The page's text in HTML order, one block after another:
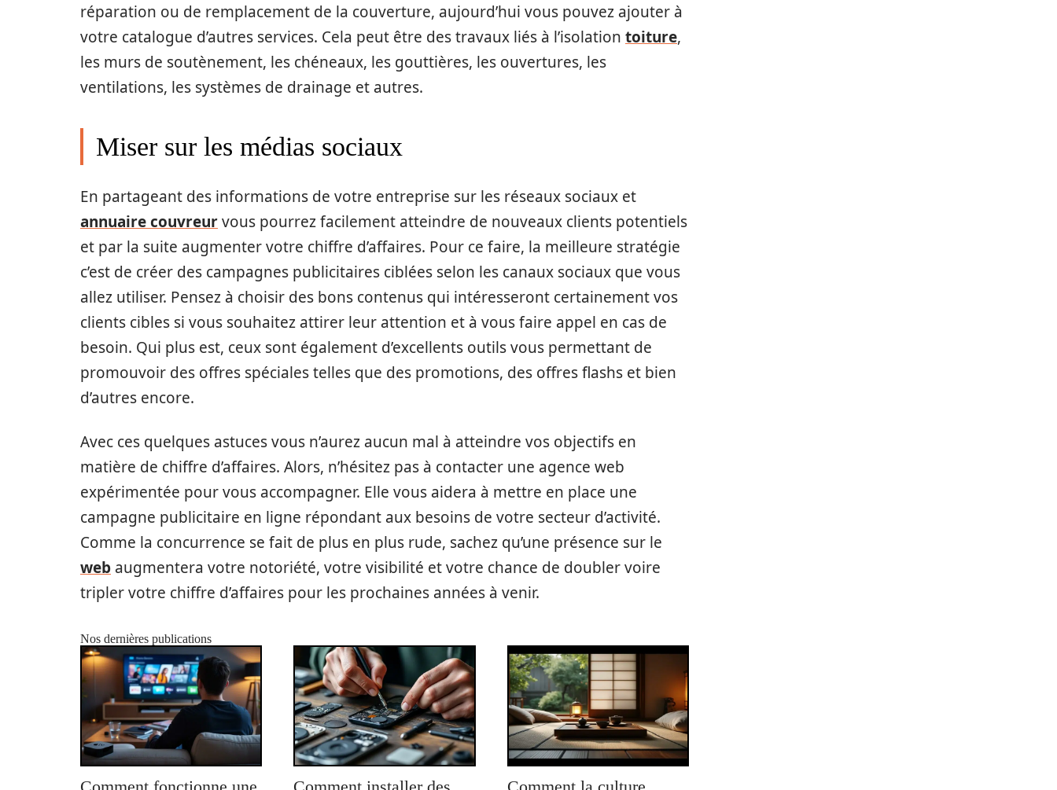
réparation ou de remplacement de la couverture, aujourd’hui vous pouvez ajouter à
votre catalogue d’autres services. Cela peut être des travaux liés à l’isolation toiture,
les murs de soutènement, les chéneaux, les gouttières, les ouvertures, les
ventilations, les systèmes de drainage et autres.
Miser sur les médias sociaux
En partageant des informations de votre entreprise sur les réseaux sociaux et
annuaire couvreurvous pourrez facilement atteindre de nouveaux clients potentiels
et par la suite augmenter votre chiffre d’affaires. Pour ce faire, la meilleure stratégie
c’est de créer des campagnes publicitaires ciblées selon les canaux sociaux que vous
allez utiliser. Pensez à choisir des bons contenus qui intéresseront certainement vos
clients cibles si vous souhaitez attirer leur attention et à vous faire appel en cas de
besoin. Qui plus est, ceux sont également d’excellents outils vous permettant de
promouvoir des offres spéciales telles que des promotions, des offres flashs et bien
d’autres encore.
Avec ces quelques astuces vous n’aurez aucun mal à atteindre vos objectifs en
matière de chiffre d’affaires. Alors, n’hésitez pas à contacter une agence web
expérimentée pour vous accompagner. Elle vous aidera à mettre en place une
campagne publicitaire en ligne répondant aux besoins de votre secteur d’activité.
Comme la concurrence se fait de plus en plus rude, sachez qu’une présence sur le
web augmentera votre notoriété, votre visibilité et votre chance de doubler voire
tripler votre chiffre d’affaires pour les prochaines années à venir.
Nos dernières publications